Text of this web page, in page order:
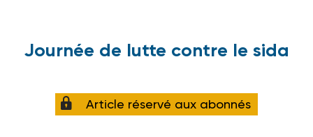
Journée de lutte contre le sida
Article réservé aux abonnés